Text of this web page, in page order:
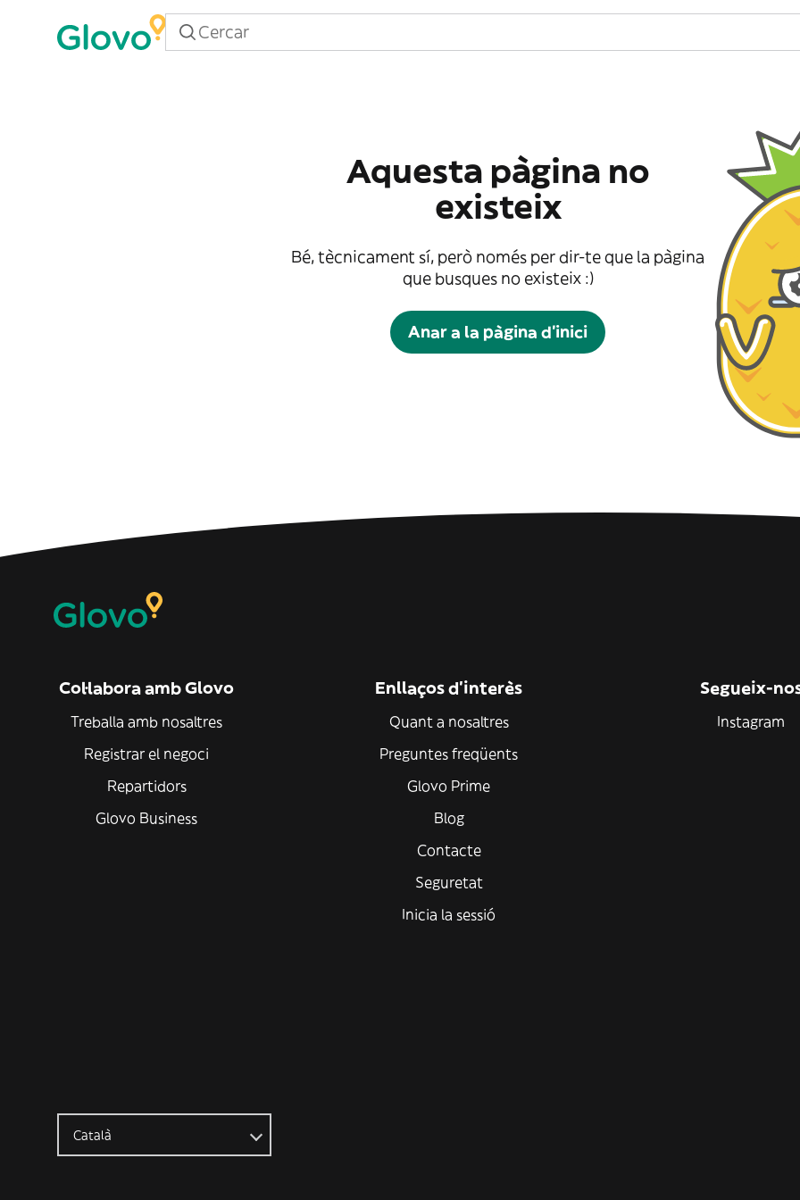
Aquesta pàgina no
existeix
Bé, tècnicament sí, però només per dir-te que la pàgina
que busques no existeix :)
Anar a la pàgina d'inici
Col·labora amb Glovo
Treballa amb nosaltres
Registrar el negoci
Repartidors
Glovo Business
Enllaços d'interès
Quant a nosaltres
Preguntes freqüents
Glovo Prime
Blog
Contacte
Seguretat
Inicia la sessió
Segueix-
Instagram